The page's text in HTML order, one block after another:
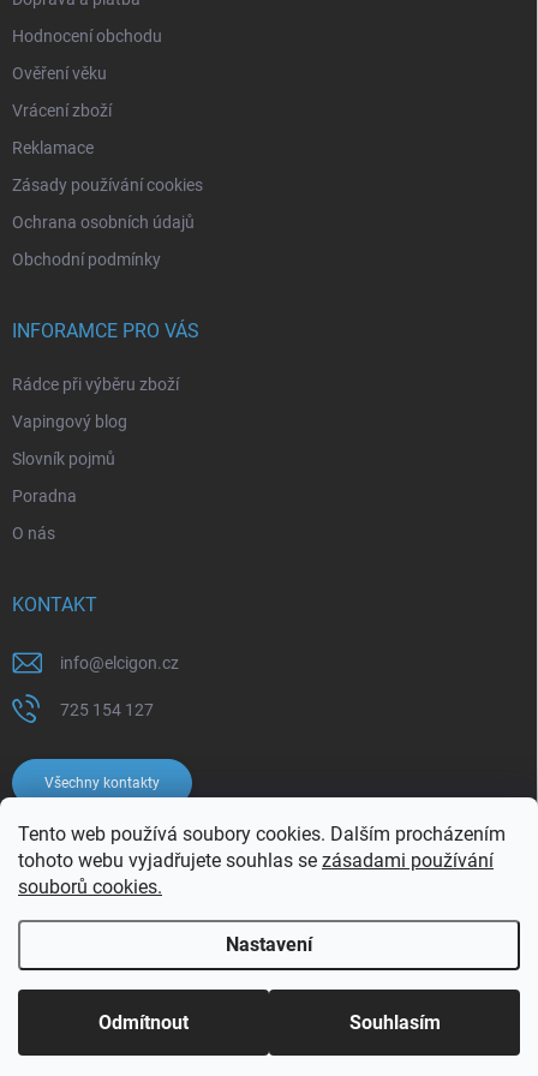
Tento web používá soubory cookies. Dalším procházením
tohoto webu vyjadřujete souhlas se zásadami používání
souborů cookies.
Nastavení
Odmítnout Souhlasím
Hodnocení obchodu
Ověření věku
Vrácení zboží
Reklamace
Zásady používání cookies
Ochrana osobních údajů
Obchodní podmínky
INFORAMCE PRO VÁS
Rádce při výběru zboží
Vapingový blog
Slovník pojmů
Poradna
O nás
KONTAKT
info@elcigon.cz
725 154 127
Všechny kontakty
Copyright 2026Elcigon.cz. Všechna práva vyhrazena.Upravit nastavení
cookies